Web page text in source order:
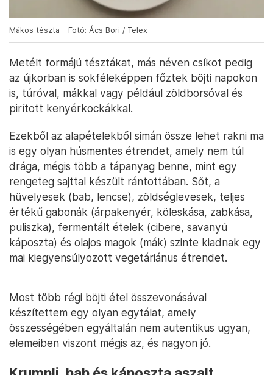
Mákos tészta – Fotó: Ács Bori / Telex
Metélt formájú tésztákat, más néven csíkot pedig
az újkorban is sokféleképpen főztek böjti napokon
is, túróval, mákkal vagy például zöldborsóval és
pirított kenyérkockákkal.
Ezekből az alapételekből simán össze lehet rakni ma
is egy olyan húsmentes étrendet, amely nem túl
drága, mégis több a tápanyag benne, mint egy
rengeteg sajttal készült rántottában. Sőt, a
hüvelyesek (bab, lencse), zöldséglevesek, teljes
értékű gabonák (árpakenyér, köleskása, zabkása,
puliszka), fermentált ételek (cibere, savanyú
káposzta) és olajos magok (mák) szinte kiadnak egy
mai kiegyensúlyozott vegetáriánus étrendet.
Most több régi böjti étel összevonásával
készítettem egy olyan egytálat, amely
összességében egyáltalán nem autentikus ugyan,
elemeiben viszont mégis az, és nagyon jó.